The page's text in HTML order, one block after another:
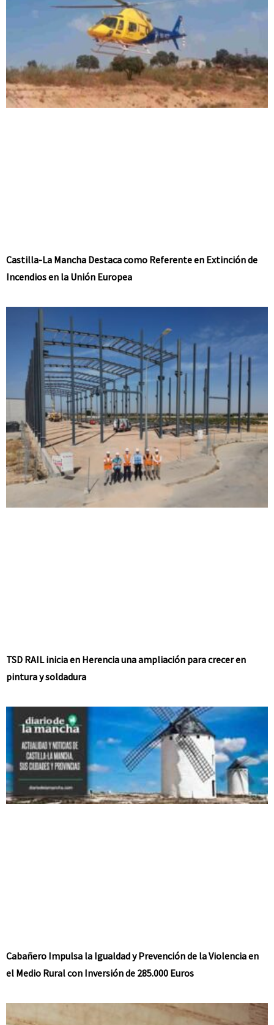
Castilla-La Mancha Destaca como Referente en Extinción de
Incendios en la Unión Europea
TSD RAIL inicia en Herencia una ampliación para crecer en
pintura y soldadura
Cabañero Impulsa la Igualdad y Prevención de la Violencia en
el Medio Rural con Inversión de 285.000 Euros